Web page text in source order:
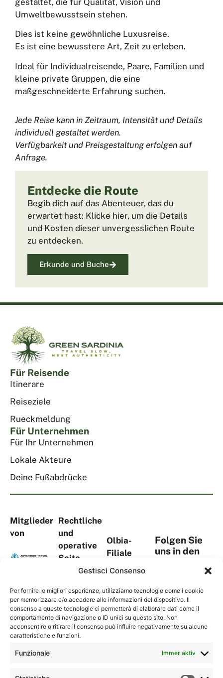
Gestisci Consenso
Per fornire le migliori esperienze, utilizziamo tecnologie come i cookie
per memorizzare e/o accedere alle informazioni del dispositivo. Il
consenso a queste tecnologie ci permetterà di elaborare dati come il
comportamento di navigazione o ID unici su questo sito. Non
acconsentire o ritirare il consenso può influire negativamente su alcune
caratteristiche e funzioni.
Funzionale Immer aktiv
Umweltbewusstsein stehen.
Dies ist keine gewöhnliche Luxusreise.
Es ist eine bewusstere Art, Zeit zu erleben.
Ideal für Individualreisende, Paare, Familien und
kleine private Gruppen, die eine
maßgeschneiderte Erfahrung suchen.
Jede Reise kann in Zeitraum, Intensität und Details
individuell gestaltet werden.
Verfügbarkeit und Preisgestaltung erfolgen auf
Anfrage.
Entdecke die Route
Begib dich auf das Abenteuer, das du
erwartet hast: Klicke hier, um die Details
und Kosten dieser unvergesslichen Route
zu entdecken.
Erkunde und Buche
Für Reisende
Itinerare
Reiseziele
Rueckmeldung
Für Unternehmen
Für Ihr Unternehmen
Lokale Akteure
Deine Fußabdrücke
Mitglieder
von
Rechtliche
und
operative
Seite
D’Aquino,
18A
1° Piano,
Torre Blu
Olbia-
Filiale
Complesso
“La
Serenissima
2”
Folgen Sie
uns in den
Kontakte